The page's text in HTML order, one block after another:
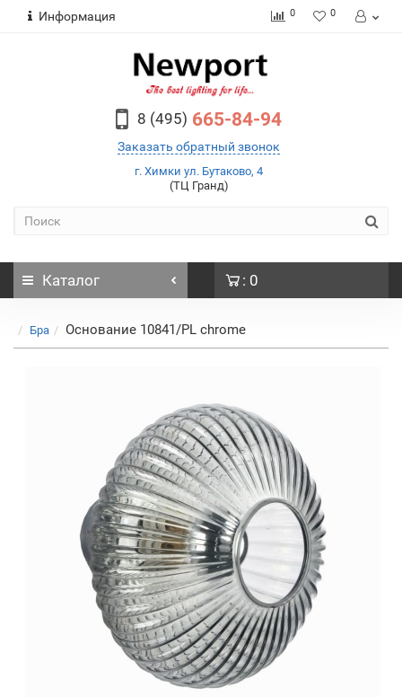
Информация 0 0
8 (495) 665-84-94
Заказать обратный звонок
г. Химки ул. Бутаково, 4
(ТЦ Гранд)
Каталог : 0
Бра Основание 10841/PL chrome